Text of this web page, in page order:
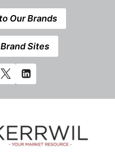
Our Brands
Sites